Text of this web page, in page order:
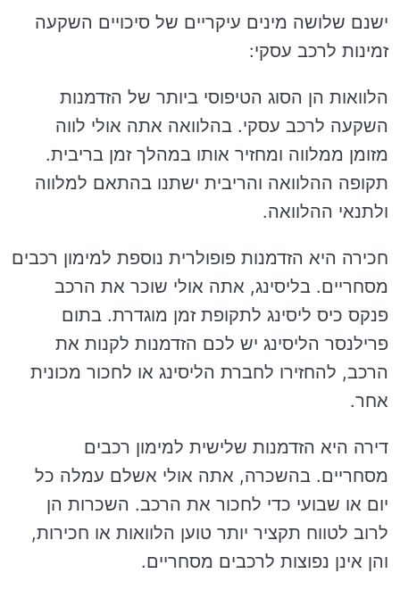
ישנם שלושה מינים עיקריים של סיכויים השקעה
זמינות לרכב עסקי:
הלוואות הן הסוג הטיפוסי ביותר של הזדמנות
השקעה לרכב עסקי. בהלוואה אתה אולי לווה
מזומן ממלווה ומחזיר אותו במהלך זמן בריבית.
תקופה ההלוואה והריבית ישתנו בהתאם למלווה
ולתנאי ההלוואה.
חכירה היא הזדמנות פופולרית נוספת למימון רכבים
מסחריים. בליסינג, אתה אולי שוכר את הרכב
פנקס כיס ליסינג לתקופת זמן מוגדרת. בתום
פרילנסר הליסינג יש לכם הזדמנות לקנות את
הרכב, להחזירו לחברת הליסינג או לחכור מכונית
אחר.
דירה היא הזדמנות שלישית למימון רכבים
מסחריים. בהשכרה, אתה אולי אשלם עמלה כל
יום או שבועי כדי לחכור את הרכב. השכרות הן
לרוב לטווח תקציר יותר טוען הלוואות או חכירות,
והן אינן נפוצות לרכבים מסחריים.